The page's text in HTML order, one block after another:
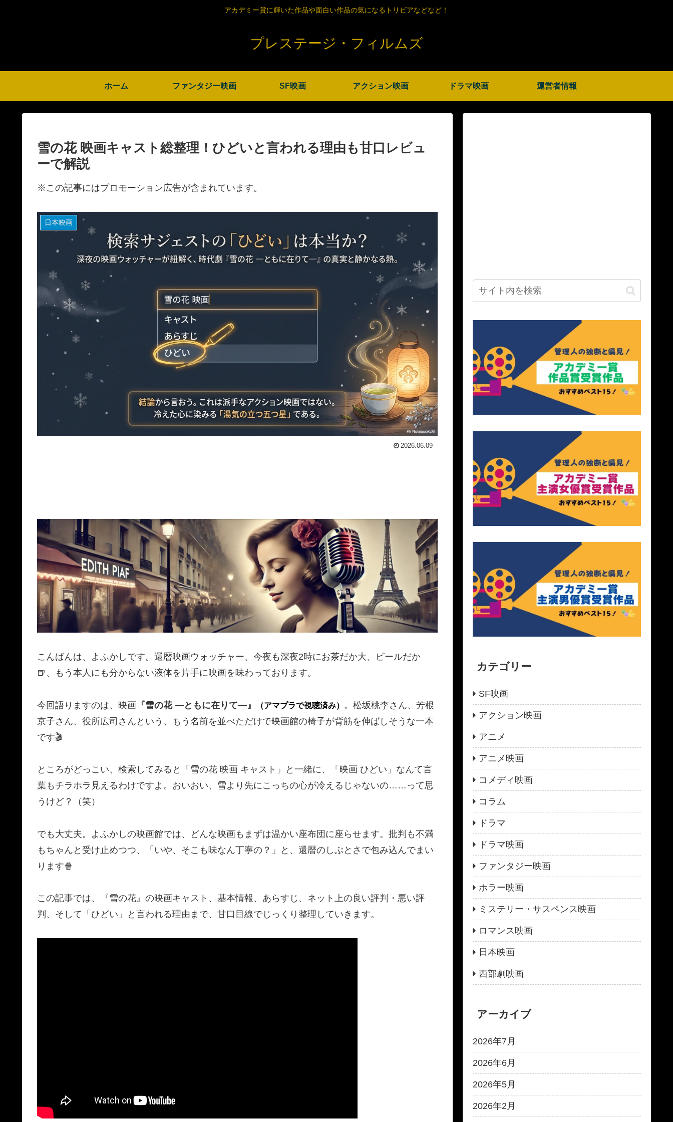
アカデミー賞に輝いた作品や面白い作品の気になるトリビアなどなど！
プレステージ・フィルムズ
ホーム ファンタジー映画 SF映画 アクション映画 ドラマ映画 運営者情報
雪の花 映画キャスト総整理！ひどいと言われる理由も甘口レビュ
ーで解説
※この記事にはプロモーション広告が含まれています。
日本映画
2026.06.09
こんばんは、よふかしです。還暦映画ウォッチャー、今夜も深夜2時にお茶だか大、ビールだか
🍺、もう本人にも分からない液体を片手に映画を味わっております。
今回語りますのは、映画 『雪の花 ―ともに在りて―』 （アマプラで視聴済み）
。松坂桃李さん、芳根
京子さん、役所広司さんという、もう名前を並べただけで映画館の椅子が背筋を伸ばしそうな一本
です🎬
ところがどっこい、検索してみると「雪の花 映画 キャスト」と一緒に、
「映画 ひどい」なんて言
葉もチラホラ見えるわけですよ。おいおい、雪より先にこっちの心が冷えるじゃないの……って思
うけど？（笑）
でも大丈夫。よふかしの映画館では、どんな映画もまずは温かい座布団に座らせます。批判も不満
もちゃんと受け止めつつ、「いや、そこも味なん丁寧の？」と、還暦のしぶとさで包み込んでまい
ります🍿
この記事では、『雪の花』の映画キャスト、基本情報、あらすじ、ネット上の良い評判・悪い評
判、そして「ひどい」と言われる理由まで、甘口目線でじっくり整理していきます。
カテゴリー
SF映画
アクション映画
アニメ
アニメ映画
コメディ映画
コラム
ドラマ
ドラマ映画
ファンタジー映画
ホラー映画
ミステリー・サスペンス映画
ロマンス映画
日本映画
西部劇映画
アーカイブ
2026年7月
2026年6月
2026年5月
2026年2月